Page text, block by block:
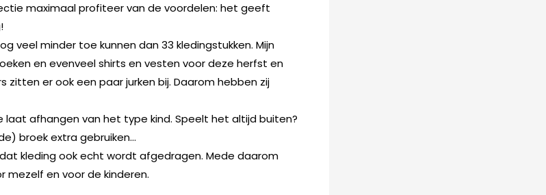
maximaal profiteer van de voordelen: het geeft
veel minder toe kunnen dan 33 kledingstukken. Mijn
en evenveel shirts en vesten voor deze herfst en
zitten er ook een paar jurken bij. Daarom hebben zij
laat afhangen van het type kind. Speelt het altijd buiten?
broek extra gebruiken…
kleding ook echt wordt afgedragen. Mede daarom
mezelf en voor de kinderen.